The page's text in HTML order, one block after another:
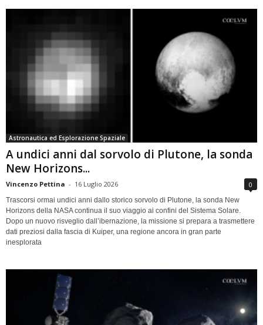
Astronautica ed Esplorazione Spaziale
A undici anni dal sorvolo di Plutone, la sonda
New Horizons...
Vincenzo Pettina - 16 Luglio 2026 0
Trascorsi ormai undici anni dallo storico sorvolo di Plutone, la sonda New
Horizons della NASA continua il suo viaggio ai confini del Sistema Solare.
Dopo un nuovo risveglio dall’ibernazione, la missione si prepara a trasmettere
dati preziosi dalla fascia di Kuiper, una regione ancora in gran parte
inesplorata